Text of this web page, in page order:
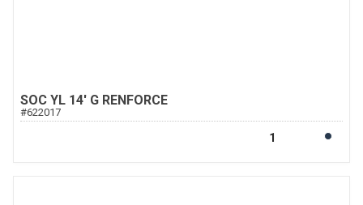
SOC YL 14' G RENFORCE
#622017